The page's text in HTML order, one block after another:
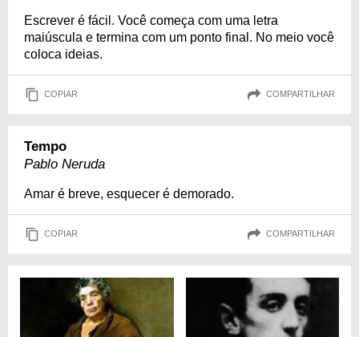
Escrever é fácil. Você começa com uma letra
maiúscula e termina com um ponto final. No meio você
coloca ideias.
COPIAR COMPARTILHAR
Tempo
Pablo Neruda
Amar é breve, esquecer é demorado.
COPIAR COMPARTILHAR